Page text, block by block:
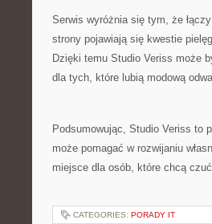
Serwis wyróżnia się tym, że
strony pojawiają się kwestie
Dzięki temu Studio Veriss może
dla tych, które lubią modową
Podsumowując, Studio Veriss to
może pomagać w rozwijaniu
miejsce dla osób, które chcą
CATEGORIES: PORADY IT